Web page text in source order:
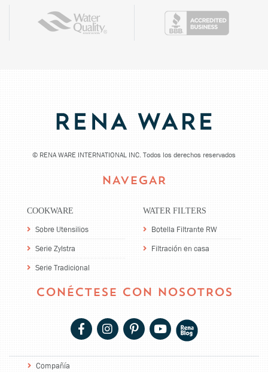
© RENA WARE INTERNATIONAL INC. Todos los derechos reservados
NAVEGAR
COOKWARE
Sobre Utensilios
Serie Zylstra
Serie Tradicional
WATER FILTERS
Botella Filtrante RW
Filtración en casa
CONÉCTESE CON NOSOTROS
Compañía